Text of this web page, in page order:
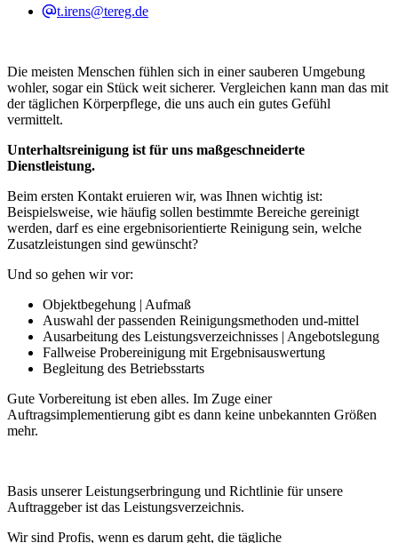
t.irens@tereg.de
Die meisten Menschen fühlen sich in einer sauberen Umgebung
wohler, sogar ein Stück weit sicherer. Vergleichen kann man das mit
der täglichen Körperpflege, die uns auch ein gutes Gefühl
vermittelt.
Unterhaltsreinigung ist für uns maßgeschneiderte
Dienstleistung.
Beim ersten Kontakt eruieren wir, was Ihnen wichtig ist:
Beispielsweise, wie häufig sollen bestimmte Bereiche gereinigt
werden, darf es eine ergebnisorientierte Reinigung sein, welche
Zusatzleistungen sind gewünscht?
Und so gehen wir vor:
Objektbegehung | Aufmaß
Auswahl der passenden Reinigungsmethoden und-mittel
Ausarbeitung des Leistungsverzeichnisses | Angebotslegung
Fallweise Probereinigung mit Ergebnisauswertung
Begleitung des Betriebsstarts
Gute Vorbereitung ist eben alles. Im Zuge einer
Auftragsimplementierung gibt es dann keine unbekannten Größen
mehr.
Basis unserer Leistungserbringung und Richtlinie für unsere
Auftraggeber ist das Leistungsverzeichnis.
Wir sind Profis, wenn es darum geht, die tägliche